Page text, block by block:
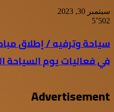
سبتمبر 30, 2023
5٬502
سياحة وترفيه / إطلاق
في فعاليات يوم السياحة العالمي
Advertisement